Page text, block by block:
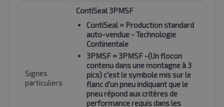
Signes
particuliers
ContiSeal 3PMSF
ContiSeal= Production standard
auto-vendue - Technologie
Continentale
3PMSF = 3PMSF -(Un flocon
contenu dans une montagne à 3
pics) c'est le symbole mis sur le
flanc d'un pneu indiquant que le
pneu répond aux critères de
performance requis dans les